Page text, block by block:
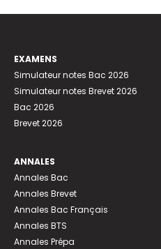
EXAMENS
Simulateur notes Bac 2026
Simulateur notes Brevet 2026
Bac 2026
Brevet 2026
ANNALES
Annales Bac
Annales Brevet
Annales Bac Français
Annales BTS
Annales Prépa